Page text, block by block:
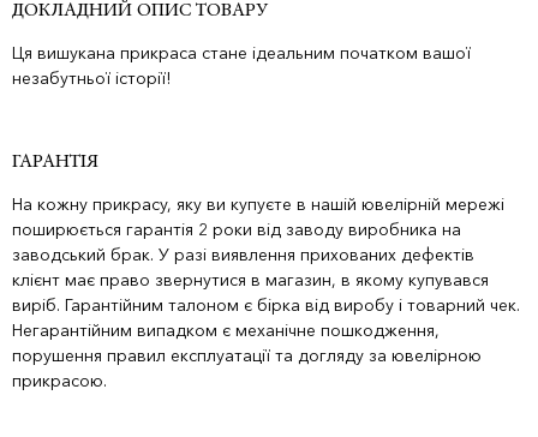
ДОКЛАДНИЙ ОПИС ТОВАРУ
Ця вишукана прикраса стане ідеальним початком вашої
незабутньої історії!
ГАРАНТІЯ
На кожну прикрасу, яку ви купуєте в нашій ювелірній мережі
поширюється гарантія 2 роки від заводу виробника на
заводський брак. У разі виявлення прихованих дефектів
клієнт має право звернутися в магазин, в якому купувався
виріб. Гарантійним талоном є бірка від виробу і товарний чек.
Негарантійним випадком є механічне пошкодження,
порушення правил експлуатації та догляду за ювелірною
прикрасою.